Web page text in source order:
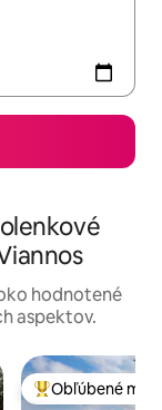
hodnotené
aspektov.
Najobľúbenejšie
Obľúbené